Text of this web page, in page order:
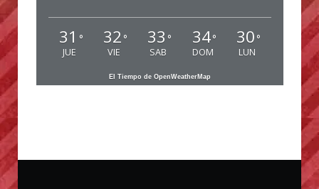
31 °
JUE
32 °
VIE
33 °
SAB
34°
DOM
30 °
LUN
El Tiempo de OpenWeatherMap